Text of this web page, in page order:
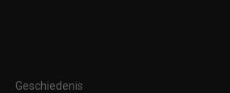
Geschiedenis